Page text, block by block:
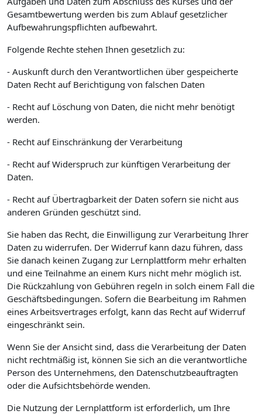
Gesamtbewertung werden bis zum Ablauf gesetzlicher
Aufbewahrungspflichten aufbewahrt.
Folgende Rechte stehen Ihnen gesetzlich zu:
- Auskunft durch den Verantwortlichen über gespeicherte
Daten Recht auf Berichtigung von falschen Daten
- Recht auf Löschung von Daten, die nicht mehr benötigt
werden.
- Recht auf Einschränkung der Verarbeitung
- Recht auf Widerspruch zur künftigen Verarbeitung der
Daten.
- Recht auf Übertragbarkeit der Daten sofern sie nicht aus
anderen Gründen geschützt sind.
Sie haben das Recht, die Einwilligung zur Verarbeitung Ihrer
Daten zu widerrufen. Der Widerruf kann dazu führen, dass
Sie danach keinen Zugang zur Lernplattform mehr erhalten
und eine Teilnahme an einem Kurs nicht mehr möglich ist.
Die Rückzahlung von Gebühren regeln in solch einem Fall die
Geschäftsbedingungen. Sofern die Bearbeitung im Rahmen
eines Arbeitsvertrages erfolgt, kann das Recht auf Widerruf
eingeschränkt sein.
Wenn Sie der Ansicht sind, dass die Verarbeitung der Daten
nicht rechtmäßig ist, können Sie sich an die verantwortliche
Person des Unternehmens, den Datenschutzbeauftragten
oder die Aufsichtsbehörde wenden.
Die Nutzung der Lernplattform ist erforderlich, um Ihre